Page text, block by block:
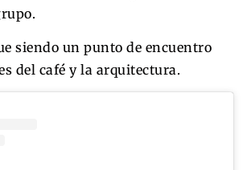
siendo un punto de encuentro
del café y la arquitectura.